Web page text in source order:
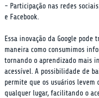
- Participação nas redes
e Facebook.
Essa inovação da Google pode
maneira como consumimos
tornando o aprendizado mais
acessível. A possibilidade de
permite que os usuários levem
qualquer lugar, facilitando o